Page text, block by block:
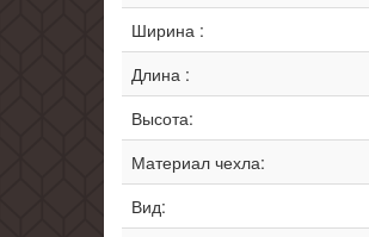
Ширина :
Длина :
Высота:
Материал чехла:
Вид: